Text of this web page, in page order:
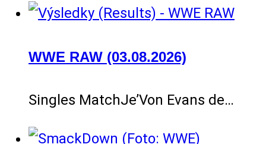
WWE RAW (03.08.2026)
Singles MatchJe’Von Evans de…